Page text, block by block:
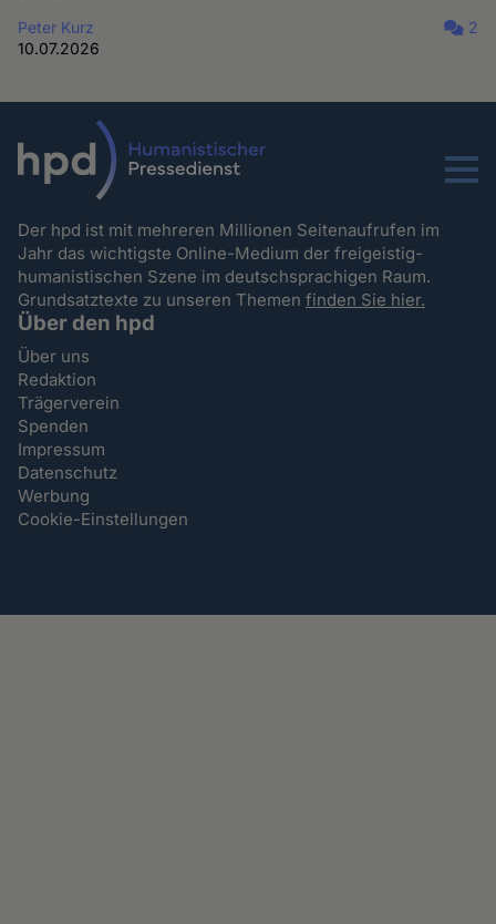
Peter Kurz
10.07.2026
2
Menu
Der hpd ist mit mehreren Millionen Seitenaufrufen im
Jahr das wichtigste Online-Medium der freigeistig-
humanistischen Szene im deutschsprachigen Raum.
Grundsatztexte zu unseren Themenfinden Sie hier.
Über den hpd
Über uns
Redaktion
Trägerverein
Spenden
Impressum
Datenschutz
Werbung
Cookie-Einstellungen